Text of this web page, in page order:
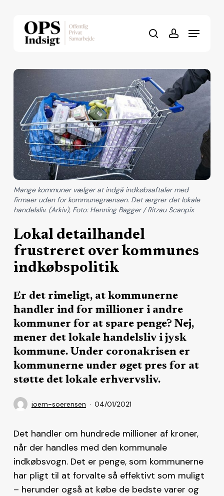
searchaccount
Menu
Lokal detailhandel
frustreret over kommunes
indkøbspolitik
Er det rimeligt, at kommunerne
handler ind for millioner i andre
kommuner for at spare penge? Nej,
mener det lokale handelsliv i jysk
kommune. Under coronakrisen er
kommunerne under øget pres for at
støtte det lokale erhvervsliv.
joern-soerensen 04/01/2021
Mange kommuner vælger at indgå indkøbsaftaler med
firmaer uden for kommunegrænsen. Det ærgrer det lokale
handelsliv. (Arkiv), Foto: Henning Bagger / Ritzau Scanpix
Det handler om hundrede millioner af kroner,
når der handles med den kommunale
indkøbsvogn. Det er penge, som kommunerne
har pligt til at forvalte så effektivt som muligt
– herunder også at købe de bedste varer og
Close